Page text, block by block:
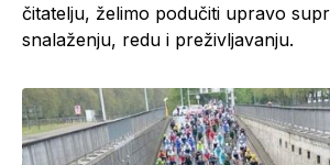
čitatelju, želimo podučiti upravo
snalaženju, redu i preživljavanju.